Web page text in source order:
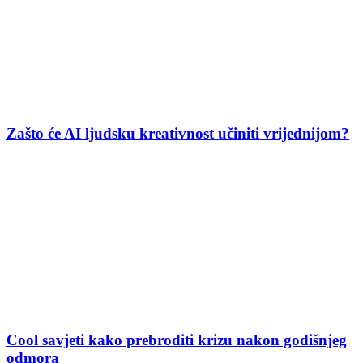
Zašto će AI ljudsku kreativnost učiniti vrijednijom?
Cool savjeti kako prebroditi krizu nakon godišnjeg
odmora